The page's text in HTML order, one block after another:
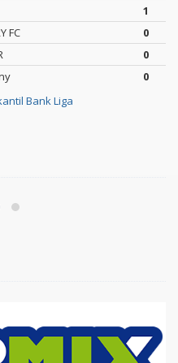
Bank Liga
1
FC
0
0
0